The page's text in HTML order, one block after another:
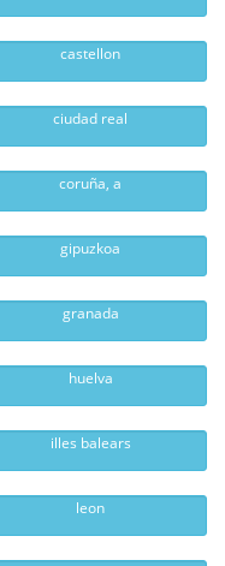
castellon
ciudad real
coruña, a
gipuzkoa
granada
huelva
illes balears
leon